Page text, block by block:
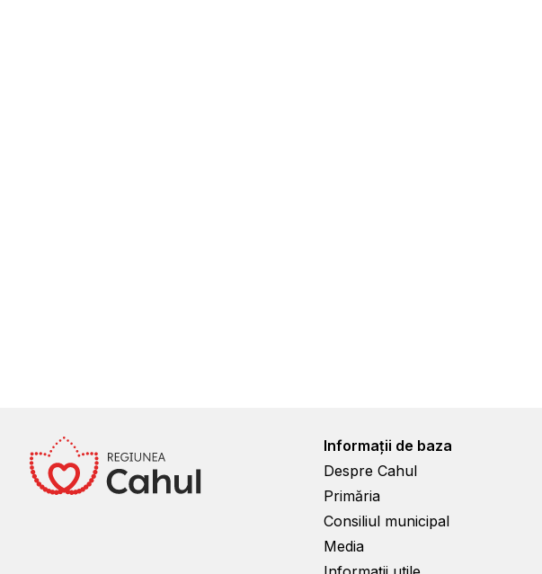
Informații de baza
Despre Cahul
Primăria
Consiliul municipal
Media